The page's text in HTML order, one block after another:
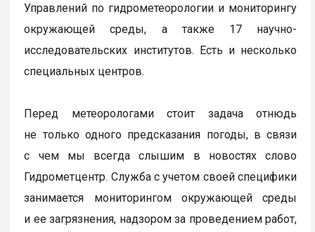
Управлений по гидрометеорологии и мониторингу
окружающей среды, а также 17 научно-
исследовательских институтов. Есть и несколько
специальных центров.
Перед метеорологами стоит задача отнюдь
не только одного предсказания погоды, в связи
с чем мы всегда слышим в новостях слово
Гидрометцентр. Служба с учетом своей специфики
занимается мониторингом окружающей среды
и ее загрязнения, надзором за проведением работ,